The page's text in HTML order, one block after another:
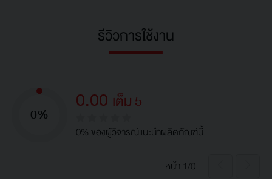
รีวิวการใช้งาน
0% 0.00 เต็ม 5
0% ของผู้วิจารณ์แนะนำผลิตภัณฑ์นี้
หน้า 1/0